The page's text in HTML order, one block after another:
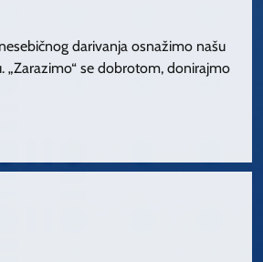
darivanja osnažimo našu
„Zarazimo“ se dobrotom, donirajmo